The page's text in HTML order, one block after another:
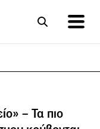
– Τα πιο